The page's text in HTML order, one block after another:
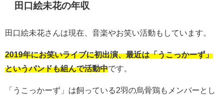
田口絵未花の年収
田口絵未花さんは現在、音楽やお笑い活動もしています。
2019年にお笑いライブに初出演、最近は「うこっかーず」
というバンドも組んで活動中です。
「うこっかーず」は飼っている2羽の烏骨鶏もメンバーとし